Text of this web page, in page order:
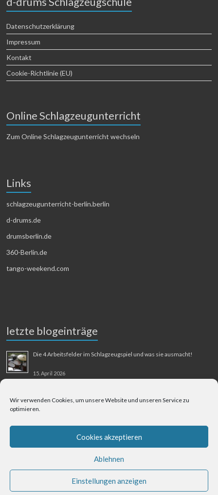
Wir verwenden Cookies, um unsere Website und unseren Service zu
optimieren.
Cookies akzeptieren
Ablehnen
Einstellungen anzeigen
Datenschutzerklärung
Impressum
Kontakt
Cookie-Richtlinie (EU)
Online Schlagzeugunterricht
Zum Online Schlagzeugunterricht wechseln
Links
schlagzeugunterricht-berlin.berlin
d-drums.de
drumsberlin.de
360-Berlin.de
tango-weekend.com
letzte blogeinträge
Die 4 Arbeitsfelder im Schlagzeugspiel und was sie ausmacht!
15. April 2026
31. August 2025
Berliner Flughafen Tegel – Berlin-Bangkok